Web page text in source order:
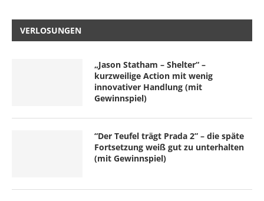
VERLOSUNGEN
„Jason Statham – Shelter“ –
kurzweilige Action mit wenig
innovativer Handlung (mit
Gewinnspiel)
“Der Teufel trägt Prada 2” – die späte
Fortsetzung weiß gut zu unterhalten
(mit Gewinnspiel)